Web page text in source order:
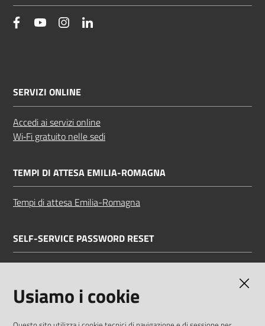
facebookYouTube Instagram
SERVIZI ONLINE
Accedi ai servizi online
Wi‑Fi gratuito nelle sedi
TEMPI DI ATTESA EMILIA-ROMAGNA
Tempi di attesa Emilia-Romagna
SELF-SERVICE PASSWORD RESET
Usiamo i cookie